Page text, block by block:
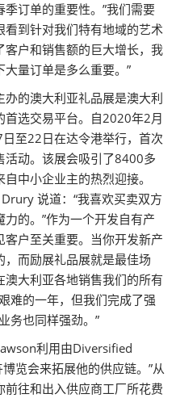
订单的重要性。”我们需要
到针对我们特有地域的艺术
户和销售额的巨大增长，我
量订单是多么重要。”
的澳大利亚礼品展是澳大利
首选交易平台。自2020年2月
至22日在达令港举行，首次
活动。该展会吸引了8400多
中小企业主的热烈迎接。
说道：“我喜欢买卖双方
的。”作为一个开发自有产
户至关重要。当你开发新产
而励展礼品展就是最佳场
大利亚各地销售我们的所有
难的一年，但我们完成了强
务也同样强劲。”
利用由Diversified
览会来拓展他的供应链。”从
往和出入供应商工厂所花费